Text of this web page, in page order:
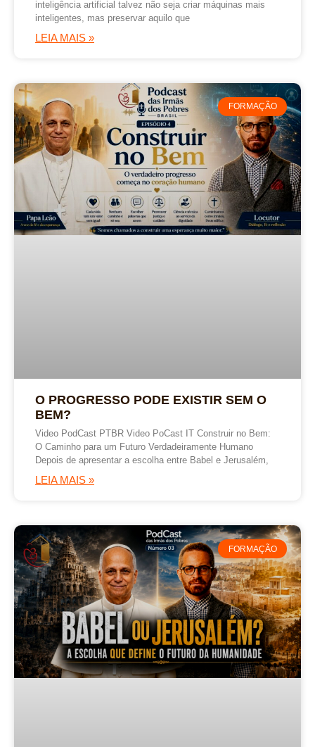
inteligência artificial talvez não seja criar máquinas mais
inteligentes, mas preservar aquilo que
LEIA MAIS »
FORMAÇÃO
O PROGRESSO PODE EXISTIR SEM O
BEM?
Video PodCast PTBR Video PoCast IT Construir no Bem:
O Caminho para um Futuro Verdadeiramente Humano
Depois de apresentar a escolha entre Babel e Jerusalém,
LEIA MAIS »
FORMAÇÃO